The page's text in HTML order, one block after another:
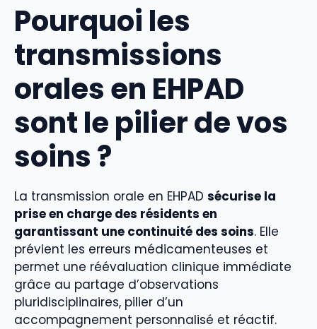
Pourquoi les
transmissions
orales en EHPAD
sont le pilier de vos
soins ?
La transmission orale en EHPAD sécurise la
prise en charge des résidents en
garantissant une continuité des soins. Elle
prévient les erreurs médicamenteuses et
permet une réévaluation clinique immédiate
grâce au partage d’observations
pluridisciplinaires, pilier d’un
accompagnement personnalisé et réactif.